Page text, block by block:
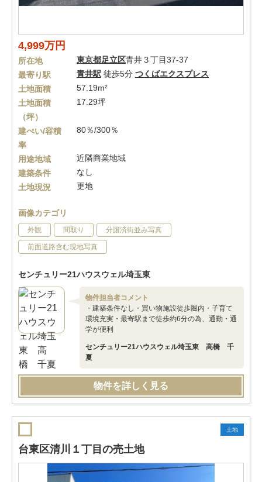
4,999万円
所在地 東京都足立区青井３丁目37-37
最寄り駅
青井駅 徒歩5分 つくばエクスプレス
土地面積
57.19m²
土地面積
（坪）
17.29坪
建ぺい/容積
率
80％/300％
用途地域
近隣商業地域
建築条件
なし
土地現況
更地
画像カテゴリ
外観 間取り 分譲済街並み写真
前面道路含む現地写真
センチュリー21ハウスウェル埼玉東
物件担当者コメント
・建築条件なし・買い物施設徒歩圏内・子育て
環境充実・最寄駅まで徒歩約6分の為、通勤・通
学が便利
センチュリー21ハウスウェル埼玉東 高橋 千
夏
物件を詳しく見る
土地
台東区清川１丁目の売土地